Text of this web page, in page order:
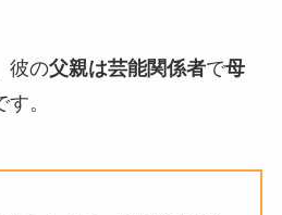
彼の父親は芸能関係者で母
。